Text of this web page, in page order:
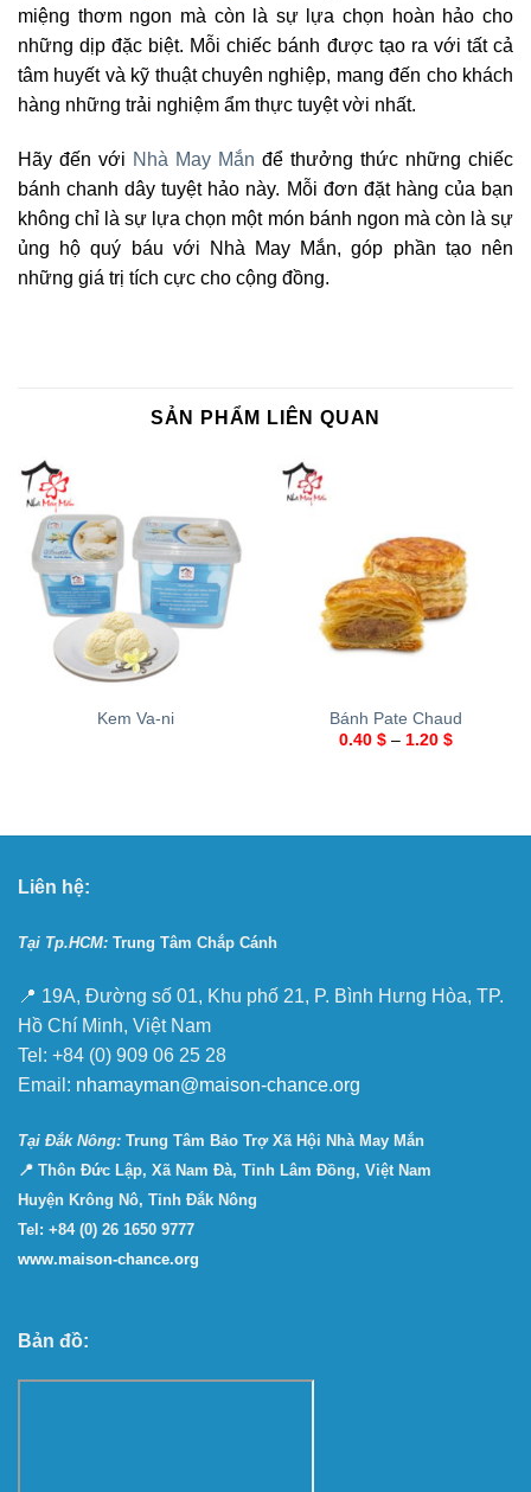
miệng thơm ngon mà còn là sự lựa chọn hoàn hảo cho
những dịp đặc biệt. Mỗi chiếc bánh được tạo ra với tất cả
tâm huyết và kỹ thuật chuyên nghiệp, mang đến cho khách
hàng những trải nghiệm ẩm thực tuyệt vời nhất.
Hãy đến với Nhà May Mắn để thưởng thức những chiếc
bánh chanh dây tuyệt hảo này. Mỗi đơn đặt hàng của bạn
không chỉ là sự lựa chọn một món bánh ngon mà còn là sự
ủng hộ quý báu với Nhà May Mắn, góp phần tạo nên
những giá trị tích cực cho cộng đồng.
SẢN PHẨM LIÊN QUAN
Kem Va-ni
Bánh Pate Chaud
0.40 $– 1.20 $
Liên hệ:
Tại Tp.HCM: Trung Tâm Chắp Cánh
📍 19A, Đường số 01, Khu phố 21, P. Bình Hưng Hòa, TP.
Hồ Chí Minh, Việt Nam
Tel: +84 (0) 909 06 25 28
Email: nhamayman@maison-chance.org
Tại Ðắk Nông: Trung Tâm Bảo Trợ Xã Hội Nhà May Mắn
📍 Thôn Đức Lập, Xã Nam Đà, Tỉnh Lâm Đồng, Việt Nam
Huyện Krông Nô, Tỉnh Đắk Nông
Tel: +84 (0) 26 1650 9777
www.maison-chance.org
Bản đồ: